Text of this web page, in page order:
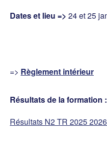
Dates et lieu => 24 et 25
=> Règlement intérieur
Résultats de la formation :
Résultats N2 TR 2025